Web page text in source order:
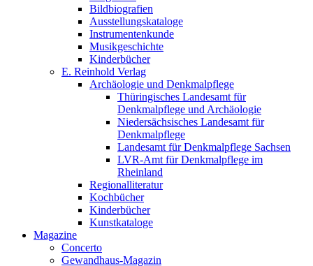
Bildbiografien
Ausstellungskataloge
Instrumentenkunde
Musikgeschichte
Kinderbücher
E. Reinhold Verlag
Archäologie und Denkmalpflege
Thüringisches Landesamt für
Denkmalpflege und Archäologie
Niedersächsisches Landesamt für
Denkmalpflege
Landesamt für Denkmalpflege Sachsen
LVR-Amt für Denkmalpflege im
Rheinland
Regionalliteratur
Kochbücher
Kinderbücher
Kunstkataloge
Magazine
Concerto
Gewandhaus-Magazin